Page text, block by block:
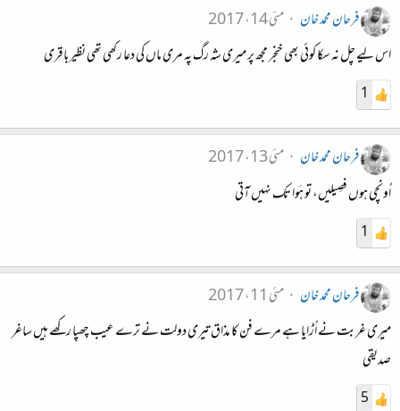
فرحان محمد خان
مئی 14، 2017
اس لیے چل نہ سکا کوئی بھی خنجر مجھ پر میری شہ رگ پہ مری ماں کی دعا رکھی تھی نظیر باقری
1
فرحان محمد خان
مئی 13، 2017
اُونچی ہوں فصِیلیں، تو ہَوا تک نہیں آتی
1
فرحان محمد خان
مئی 11، 2017
میری غربت نے اُڑایا ہے مرے فن کا مذاق تیری دولت نے ترے عیب چھپا رکھے ہیں ساغر
صدیقی
5